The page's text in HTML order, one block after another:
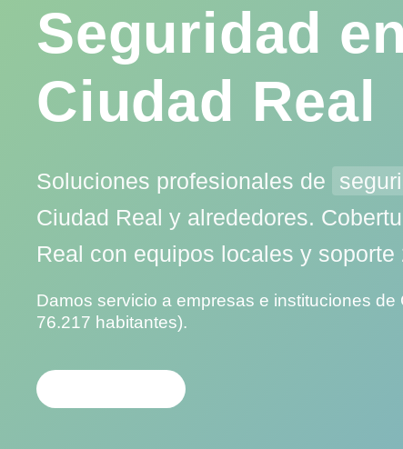
Seguridad en
Ciudad Real
Soluciones profesionales de
Ciudad Real y alrededores.
Real con equipos locales y soporte
Damos servicio a empresas e instituciones de
76.217 habitantes).